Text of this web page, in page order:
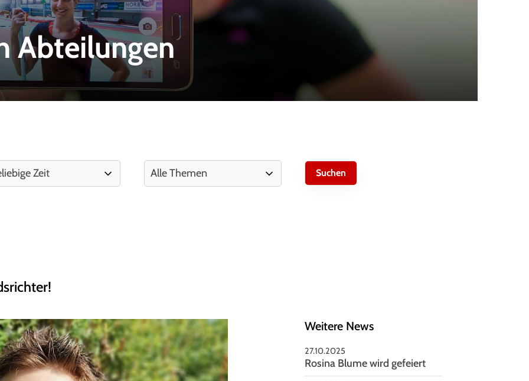
Abteilungen
Weitere News
27.10.2025
Rosina Blume wird gefeiert
Fragen & Antworten